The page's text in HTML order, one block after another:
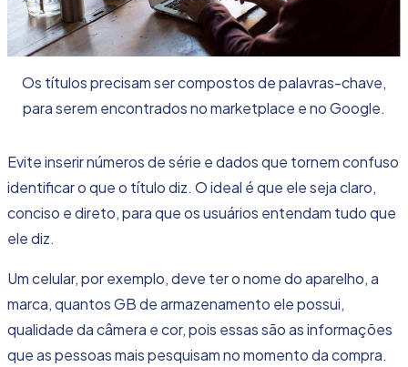
Os títulos precisam ser compostos de palavras-chave,
para serem encontrados no marketplace e no Google.
Evite inserir números de série e dados que tornem confuso
identificar o que o título diz. O ideal é que ele seja claro,
conciso e direto, para que os usuários entendam tudo que
ele diz.
Um celular, por exemplo, deve ter o nome do aparelho, a
marca, quantos GB de armazenamento ele possui,
qualidade da câmera e cor, pois essas são as informações
que as pessoas mais pesquisam no momento da compra.